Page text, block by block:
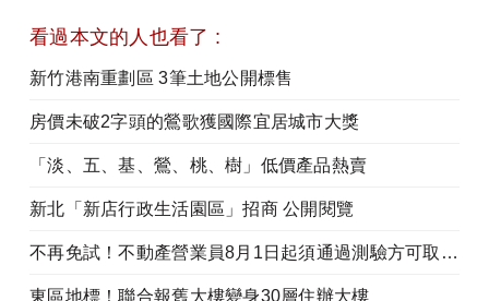
看過本文的人也看了 :
新竹港南重劃區 3筆土地公開標售
房價未破2字頭的鶯歌獲國際宜居城市大獎
「淡、五、基、鶯、桃、樹」低價產品熱賣
新北「新店行政生活園區」招商 公開閱覽
不再免試！不動產營業員8月1日起須通過測驗方可取得時數證明
東區地標！聯合報舊大樓變身30層住辦大樓